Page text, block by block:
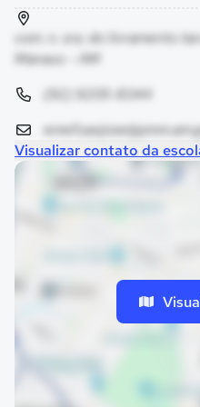
com. n. sra. do livramento
Manaus - AM
(92) 9205-8344
Visualizar contato da